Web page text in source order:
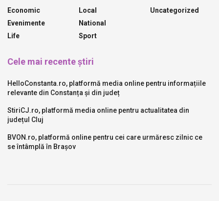
Economic
Evenimente
Life
Local
National
Sport
Uncategorized
Cele mai recente știri
HelloConstanta.ro, platformă media online pentru informațiile
relevante din Constanța și din județ
StiriCJ.ro, platformă media online pentru actualitatea din
județul Cluj
BVON.ro, platformă online pentru cei care urmăresc zilnic ce
se întâmplă în Brașov